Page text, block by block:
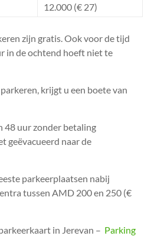
12.000 (€ 27)
zijn gratis. Ook voor de tijd
in de ochtend hoeft niet te
krijgt u een boete van
48 uur zonder betaling
geëvacueerd naar de
parkeerplaatsen nabij
tussen AMD 200 en 250 (€
in Jerevan – Parking